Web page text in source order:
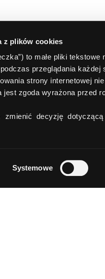
z plików cookies
to małe pliki
przeglądania
strony internetowej
jest zgoda wyrażona przed
decyzję
Systemowe